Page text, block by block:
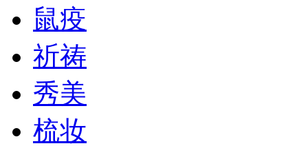
鼠疫
祈祷
秀美
梳妆